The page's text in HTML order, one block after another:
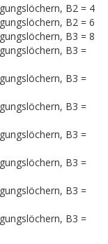
B2 = 4
B2 = 6
B3 = 8
B3 =
B3 =
B3 =
B3 =
B3 =
B3 =
B3 =